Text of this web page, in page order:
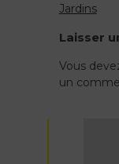
de
Jardins
Laisser
Vous
un